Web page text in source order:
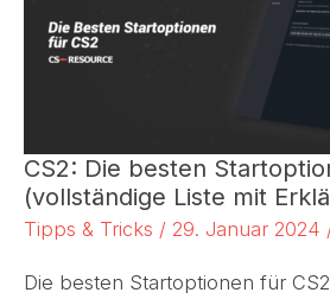
CS2: Die besten
(vollständige Liste mit
Tipps & Tricks / 29. Januar 2024
Die besten Startoptionen für